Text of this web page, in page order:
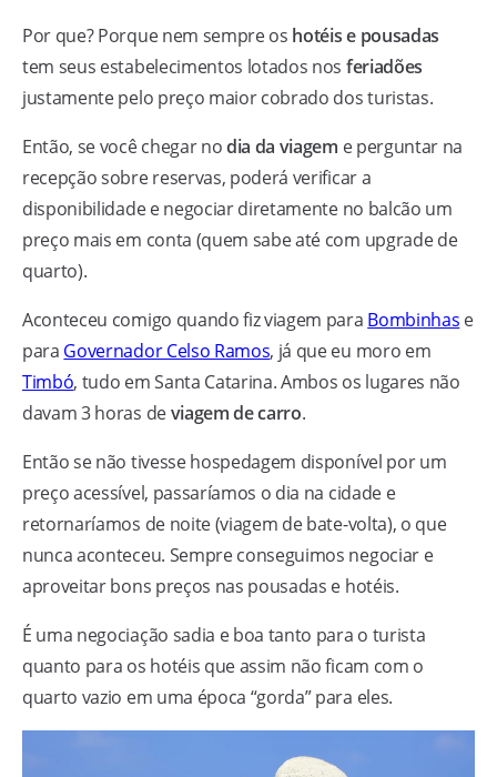
Por que? Porque nem sempre os hotéis e pousadas
tem seus estabelecimentos lotados nos feriadões
justamente pelo preço maior cobrado dos turistas.
Então, se você chegar nodia da viagem e perguntar na
recepção sobre reservas, poderá verificar a
disponibilidade e negociar diretamente no balcão um
preço mais em conta (quem sabe até com upgrade de
quarto).
Aconteceu comigo quando fiz viagem para Bombinhas e
para Governador Celso Ramos, já que eu moro em
Timbó, tudo em Santa Catarina. Ambos os lugares não
davam 3 horas deviagem de carro.
Então se não tivesse hospedagem disponível por um
preço acessível, passaríamos o dia na cidade e
retornaríamos de noite (viagem de bate-volta), o que
nunca aconteceu. Sempre conseguimos negociar e
aproveitar bons preços nas pousadas e hotéis.
É uma negociação sadia e boa tanto para o turista
quanto para os hotéis que assim não ficam com o
quarto vazio em uma época “gorda” para eles.